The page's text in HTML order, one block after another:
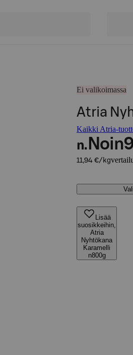
Ei valikoimassa
Atria
Kaikki Atria-
n. Noin
11,94 €/kg
Lisää
suosikkeihin,
Atria
Nyhtökana
Karamelli
n800g